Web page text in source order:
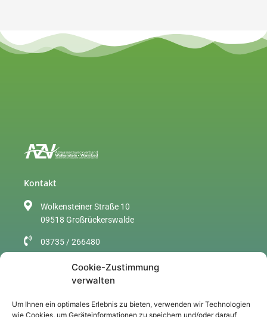
Cookie-Zustimmung
verwalten
Um Ihnen ein optimales Erlebnis zu bieten, verwenden wir Technologien
wie Cookies, um Geräteinformationen zu speichern und/oder darauf
Kontakt
Wolkensteiner Straße 10
09518 Großrückerswalde
03735 / 266480
info@azv-wolkenstein.de
Über uns